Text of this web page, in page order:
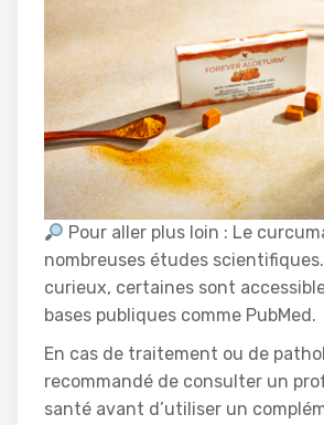
Pour aller plus loin : Le
nombreuses études
curieux, certaines sont
bases publiques comme PubMed.
En cas de traitement ou de
recommandé de consulter un
santé avant d’utiliser un